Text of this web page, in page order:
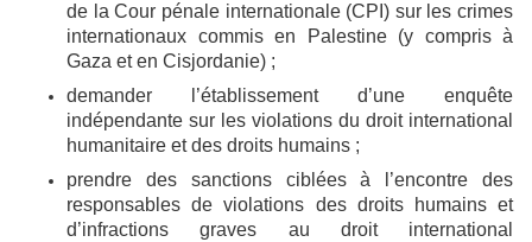
de la Cour pénale internationale (CPI) sur les crimes
internationaux commis en Palestine (y compris à
Gaza et en Cisjordanie) ;
demander l’établissement d’une enquête
indépendante sur les violations du droit international
humanitaire et des droits humains ;
prendre des sanctions ciblées à l’encontre des
responsables de violations des droits humains et
d’infractions graves au droit international